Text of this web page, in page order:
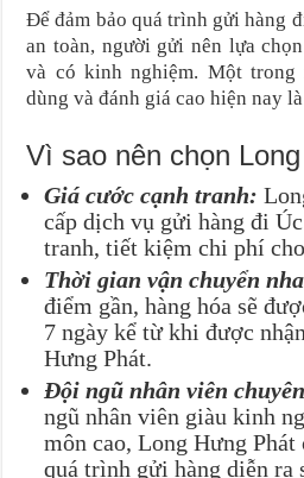
Để đảm bảo quá trình gửi hàng
an toàn, người gửi nên lựa
và có kinh nghiệm. Một
dùng và đánh giá cao hiện nay
Vì sao nên chọn
Giá cước cạnh tranh:
cấp dịch vụ gửi hàng đi
tranh, tiết kiệm chi phí
Thời gian vận chuyển
điểm gần, hàng hóa sẽ
7 ngày kể từ khi được
Hưng Phát.
Đội ngũ nhân viên
ngũ nhân viên giàu kinh
môn cao, Long Hưng Phát
quá trình gửi hàng diễn ra